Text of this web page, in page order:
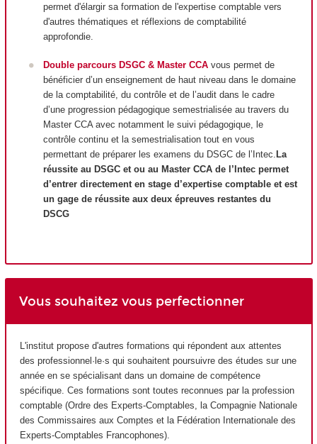
permet d'élargir sa formation de l'expertise comptable vers
d'autres thématiques et réflexions de comptabilité
approfondie.
Double parcours DSGC & Master CCA vous permet de
bénéficier d’un enseignement de haut niveau dans le domaine
de la comptabilité, du contrôle et de l’audit dans le cadre
d’une progression pédagogique semestrialisée au travers du
Master CCA avec notamment le suivi pédagogique, le
contrôle continu et la semestrialisation tout en vous
permettant de préparer les examens du DSGC de l’Intec. La
réussite au DSGC et ou au Master CCA de l’Intec permet
d’entrer directement en stage d’expertise comptable et est
un gage de réussite aux deux épreuves restantes du
DSCG
Vous souhaitez vous perfectionner
L'institut propose d'autres formations qui répondent aux attentes
des professionnel·le·s qui souhaitent poursuivre des études sur une
année en se spécialisant dans un domaine de compétence
spécifique. Ces formations sont toutes reconnues par la profession
comptable (Ordre des Experts-Comptables, la Compagnie Nationale
des Commissaires aux Comptes et la Fédération Internationale des
Experts-Comptables Francophones).